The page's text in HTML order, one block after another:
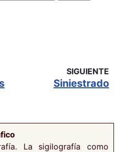
SIGUIENTE
Siniestrado
La sigilografía como